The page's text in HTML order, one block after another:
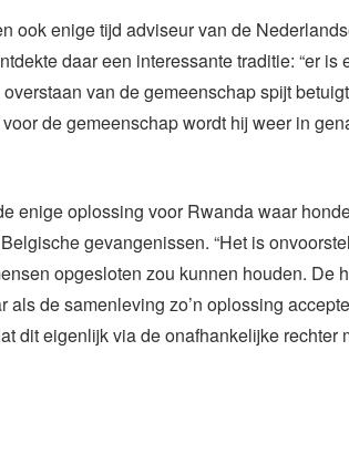
ook enige tijd adviseur van de
daar een interessante traditie: “er is
van de gemeenschap spijt
de gemeenschap wordt hij weer in
enige oplossing voor Rwanda waar
gevangenissen. “Het is
opgesloten zou kunnen houden. De
als de samenleving zo’n oplossing
dit eigenlijk via de onafhankelijke rechter